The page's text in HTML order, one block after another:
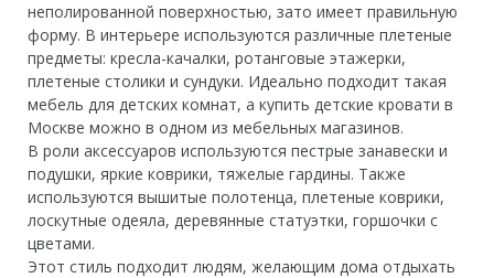
неполированной поверхностью, зато имеет правильную
форму. В интерьере используются различные плетеные
предметы: кресла-качалки, ротанговые этажерки,
плетеные столики и сундуки. Идеально подходит такая
мебель для детских комнат, а купить детские кровати в
Москве можно в одном из мебельных магазинов.
В роли аксессуаров используются пестрые занавески и
подушки, яркие коврики, тяжелые гардины. Также
используются вышитые полотенца, плетеные коврики,
лоскутные одеяла, деревянные статуэтки, горшочки с
цветами.
Этот стиль подходит людям, желающим дома отдыхать